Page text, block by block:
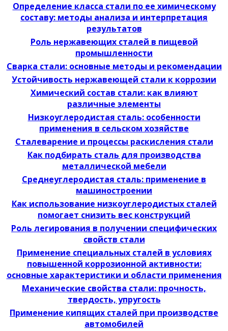
Определение класса стали по ее химическому
составу: методы анализа и интерпретация
результатов
Роль нержавеющих сталей в пищевой
промышленности
Сварка стали: основные методы и рекомендации
Устойчивость нержавеющей стали к коррозии
Химический состав стали: как влияют
различные элементы
Низкоуглеродистая сталь: особенности
применения в сельском хозяйстве
Сталеварение и процессы раскисления стали
Как подбирать сталь для производства
металлической мебели
Среднеуглеродистая сталь: применение в
машиностроении
Как использование низкоуглеродистых сталей
помогает снизить вес конструкций
Роль легирования в получении специфических
свойств стали
Применение специальных сталей в условиях
повышенной коррозионной активности:
основные характеристики и области применения
Механические свойства стали: прочность,
твердость, упругость
Применение кипящих сталей при производстве
автомобилей